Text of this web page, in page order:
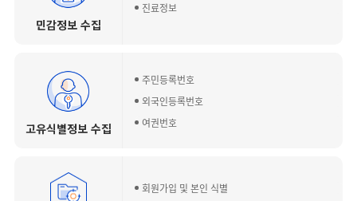
민감정보 수집
진료정보
고유식별정보 수집
주민등록번호
외국인등록번호
여권번호
회원가입 및 본인 식별